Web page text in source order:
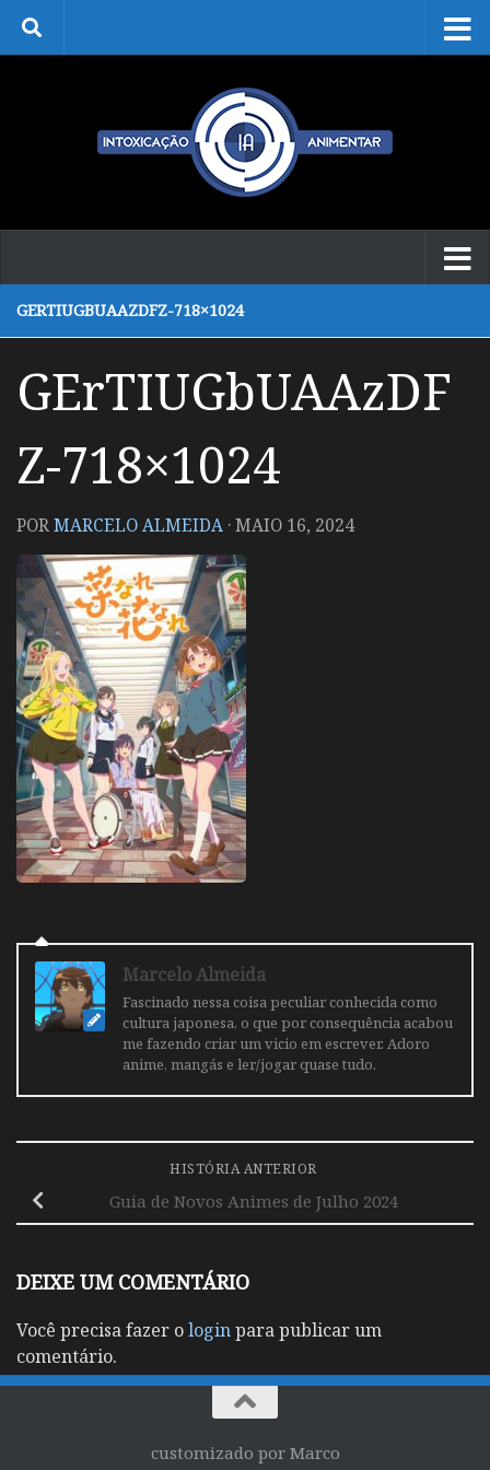
Skip to content
GERTIUGBUAAZDFZ-718×1024
GErTIUGbUAAzDF
Z-718×1024
PORMARCELO ALMEIDA ·MAIO 16, 2024
Marcelo Almeida
Fascinado nessa coisa peculiar conhecida como
cultura japonesa, o que por consequência acabou
me fazendo criar um vicio em escrever. Adoro
anime, mangás e ler/jogar quase tudo.
HISTÓRIA ANTERIOR
Guia de Novos Animes de Julho 2024
DEIXE UM COMENTÁRIO
Você precisa fazer ologinpara publicar um
comentário.
customizado por Marco